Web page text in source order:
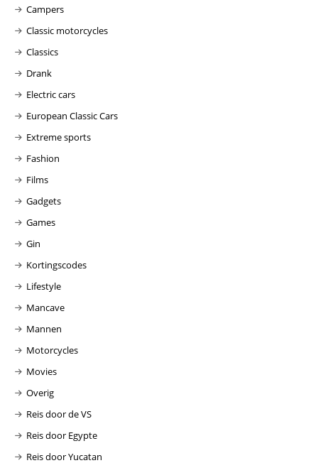
Campers
Classic motorcycles
Classics
Drank
Electric cars
European Classic Cars
Extreme sports
Fashion
Films
Gadgets
Games
Gin
Kortingscodes
Lifestyle
Mancave
Mannen
Motorcycles
Movies
Overig
Reis door de VS
Reis door Egypte
Reis door Yucatan